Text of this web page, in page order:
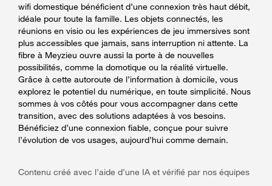
wifi domestique bénéficient d’une connexion très haut débit,
idéale pour toute la famille. Les objets connectés, les
réunions en visio ou les expériences de jeu immersives sont
plus accessibles que jamais, sans interruption ni attente. La
fibre à Meyzieu ouvre aussi la porte à de nouvelles
possibilités, comme la domotique ou la réalité virtuelle.
Grâce à cette autoroute de l’information à domicile, vous
explorez le potentiel du numérique, en toute simplicité. Nous
sommes à vos côtés pour vous accompagner dans cette
transition, avec des solutions adaptées à vos besoins.
Bénéficiez d’une connexion fiable, conçue pour suivre
l’évolution de vos usages, aujourd’hui comme demain.
Contenu créé avec l’aide d’une IA et vérifié par nos équipes